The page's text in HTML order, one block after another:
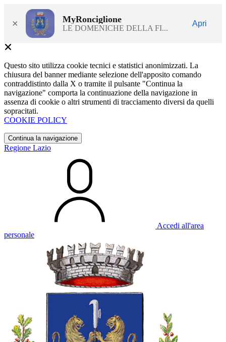
× MyRonciglione
LE DOMENICHE DELLA FI...
Apri
Questo sito utilizza cookie tecnici e statistici anonimizzati. La
chiusura del banner mediante selezione dell'apposito comando
contraddistinto dalla X o tramite il pulsante "Continua la
navigazione" comporta la continuazione della navigazione in
assenza di cookie o altri strumenti di tracciamento diversi da quelli
sopracitati.
COOKIE POLICY
Continua la navigazione
Regione Lazio
Accedi all'area
personale